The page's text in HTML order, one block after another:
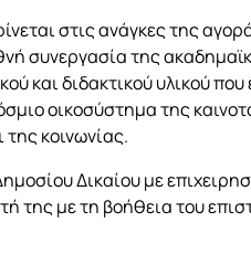
στις ανάγκες της
συνεργασία της
και διδακτικού υλικού που
οικοσύστημα της
κοινωνίας.
Δικαίου με
της με τη βοήθεια του